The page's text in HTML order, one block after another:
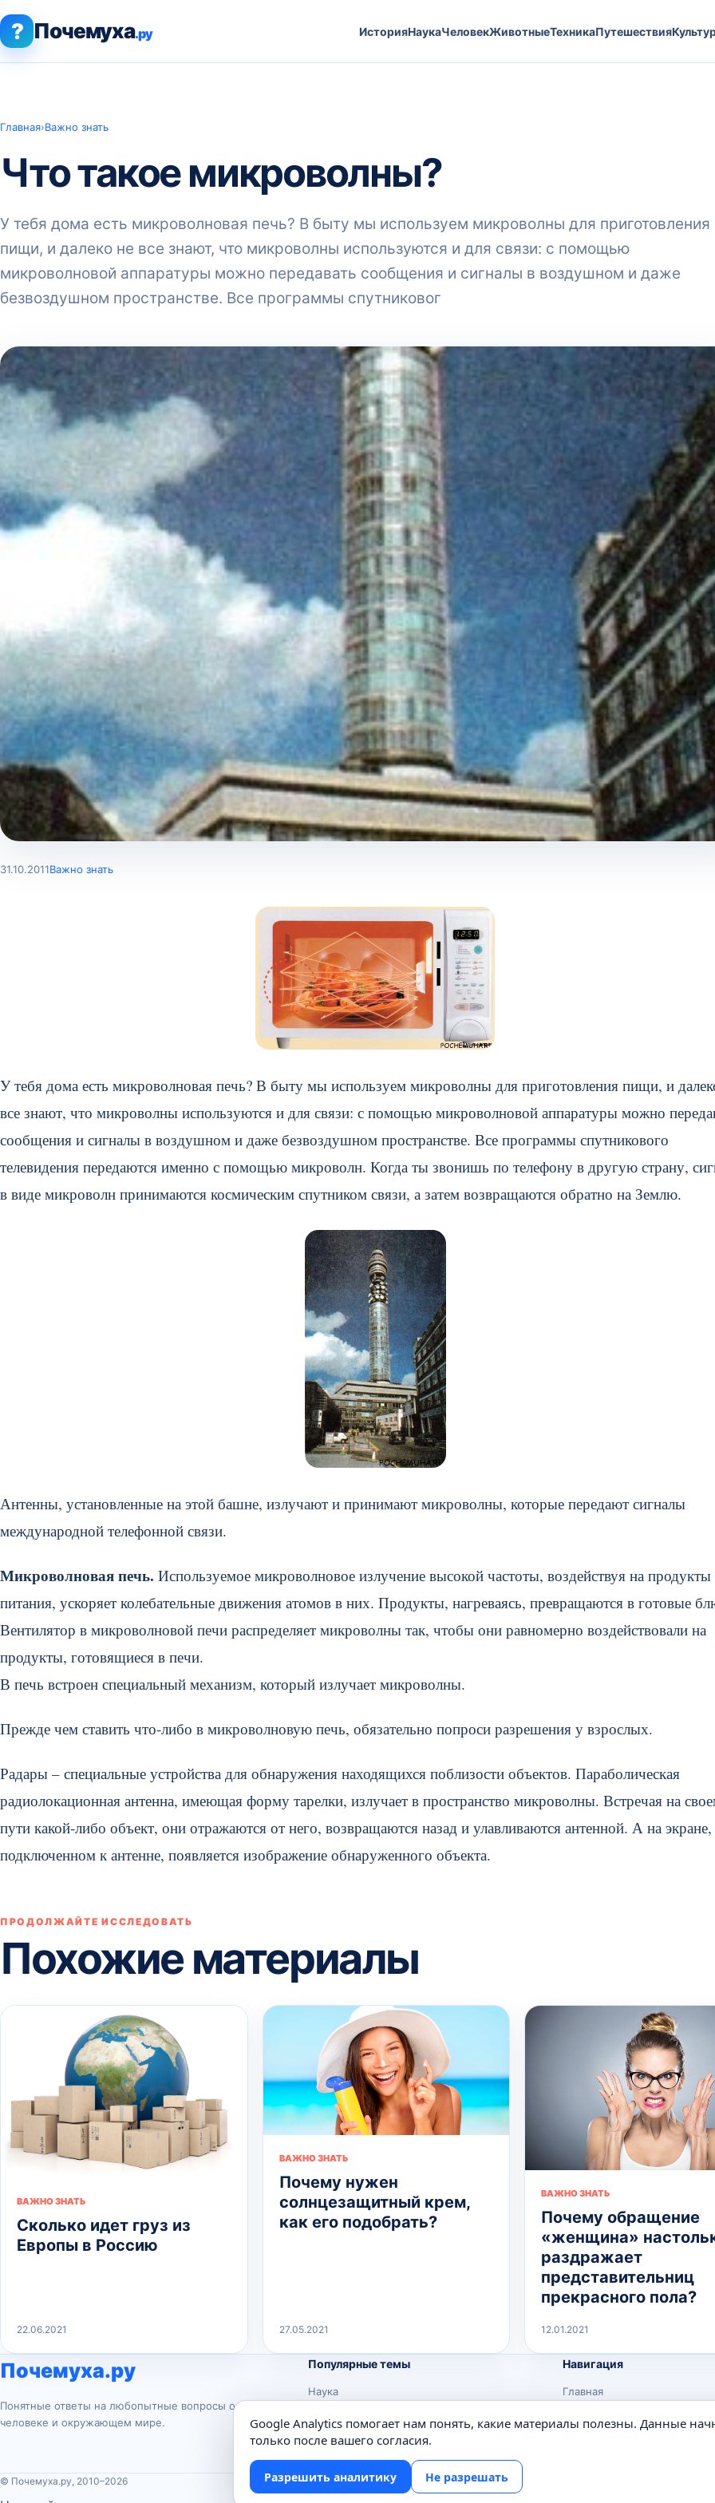
? Почемуха.ру ИсторияНаукаЧеловекЖивотныеТехникаПутешествия
Главная›Важно знать
Что такое микроволны?
У тебя дома есть микроволновая печь? В быту мы используем микроволны для приготовления
пищи, и далеко не все знают, что микроволны используются и для связи: с помощью
микроволновой аппаратуры можно передавать сообщения и сигналы в воздушном и даже
безвоздушном пространстве. Все программы спутниковог
31.10.2011Важно знать
У тебя дома есть микроволновая печь? В быту мы используем микроволны для приготовления пищи, и
все знают, что микроволны используются и для связи: с помощью микроволновой аппаратуры можно
сообщения и сигналы в воздушном и даже безвоздушном пространстве. Все программы спутникового
телевидения передаются именно с помощью микроволн. Когда ты звонишь по телефону в другую страну,
в виде микроволн принимаются космическим спутником связи, а затем возвращаются обратно на Землю.
Антенны, установленные на этой башне, излучают и принимают микроволны, которые передают сигналы
международной телефонной связи.
Микроволновая печь. Используемое микроволновое излучение высокой частоты, воздействуя на продукты
питания, ускоряет колебательные движения атомов в них. Продукты, нагреваясь, превращаются в готовые
Вентилятор в микроволновой печи распределяет микроволны так, чтобы они равномерно воздействовали на
продукты, готовящиеся в печи.
В печь встроен специальный механизм, который излучает микроволны.
Прежде чем ставить что-либо в микроволновую печь, обязательно попроси разрешения у взрослых.
Радары – специальные устройства для обнаружения находящихся поблизости объектов. Параболическая
радиолокационная антенна, имеющая форму тарелки, излучает в пространство микроволны. Встречая на
пути какой-либо объект, они отражаются от него, возвращаются назад и улавливаются антенной. А на экране,
подключенном к антенне, появляется изображение обнаруженного объекта.
ПРОДОЛЖАЙТЕ ИССЛЕДОВАТЬ
Похожие материалы
ВАЖНО ЗНАТЬ
Сколько идет груз из
Европы в Россию
22.06.2021
ВАЖНО ЗНАТЬ
Почему нужен
солнцезащитный крем,
как его подобрать?
27.05.2021
ВАЖНО ЗНАТЬ
Почему обращение
«женщина»
раздражает
представительниц
прекрасного пола?
12.01.2021
Почемуха.ру
Понятные ответы на любопытные вопросы о
человеке и окружающем мире.
Популярные темы
Наука
Животные
Техника
Навигация
Главная
© Почемуха.ру, 2010–2026
Google Analytics помогает нам понять, какие материалы полезны. Данные
только после вашего согласия.
Разрешить аналитику Не разрешать